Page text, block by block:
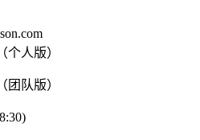
个人版）
团队版）